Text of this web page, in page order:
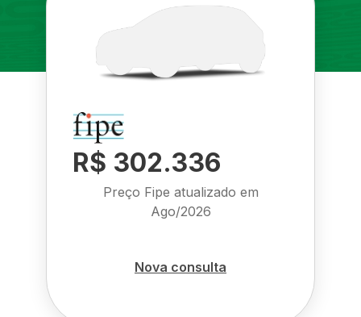
R$ 302.336
Preço Fipe atualizado em
Ago/2026
Nova consulta